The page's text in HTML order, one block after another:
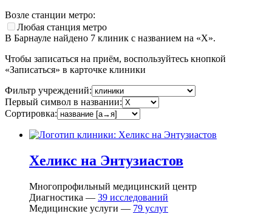
Возле станции метро:
Любая станция метро
В Барнауле найдено 7 клиник с названием на «Х».
Чтобы записаться на приём, воспользуйтесь кнопкой
«Записаться» в карточке клиники
Фильтр учреждений:
Первый символ в названии:
Сортировка:
Хеликс на Энтузиастов
Многопрофильный медицинский центр
Диагностика — 39 исследований
Медицинские услуги — 79 услуг